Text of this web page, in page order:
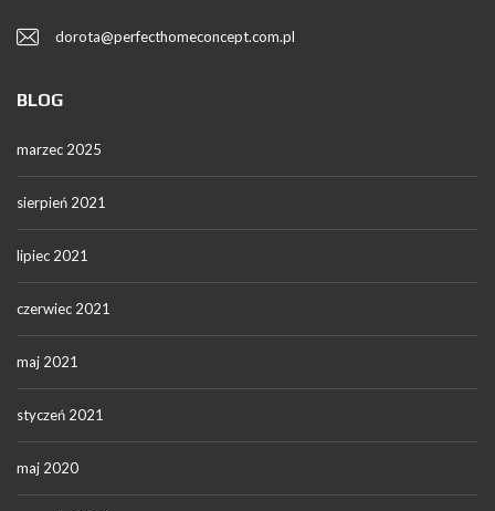
dorota@perfecthomeconcept.com.pl
BLOG
marzec 2025
sierpień 2021
lipiec 2021
czerwiec 2021
maj 2021
styczeń 2021
maj 2020